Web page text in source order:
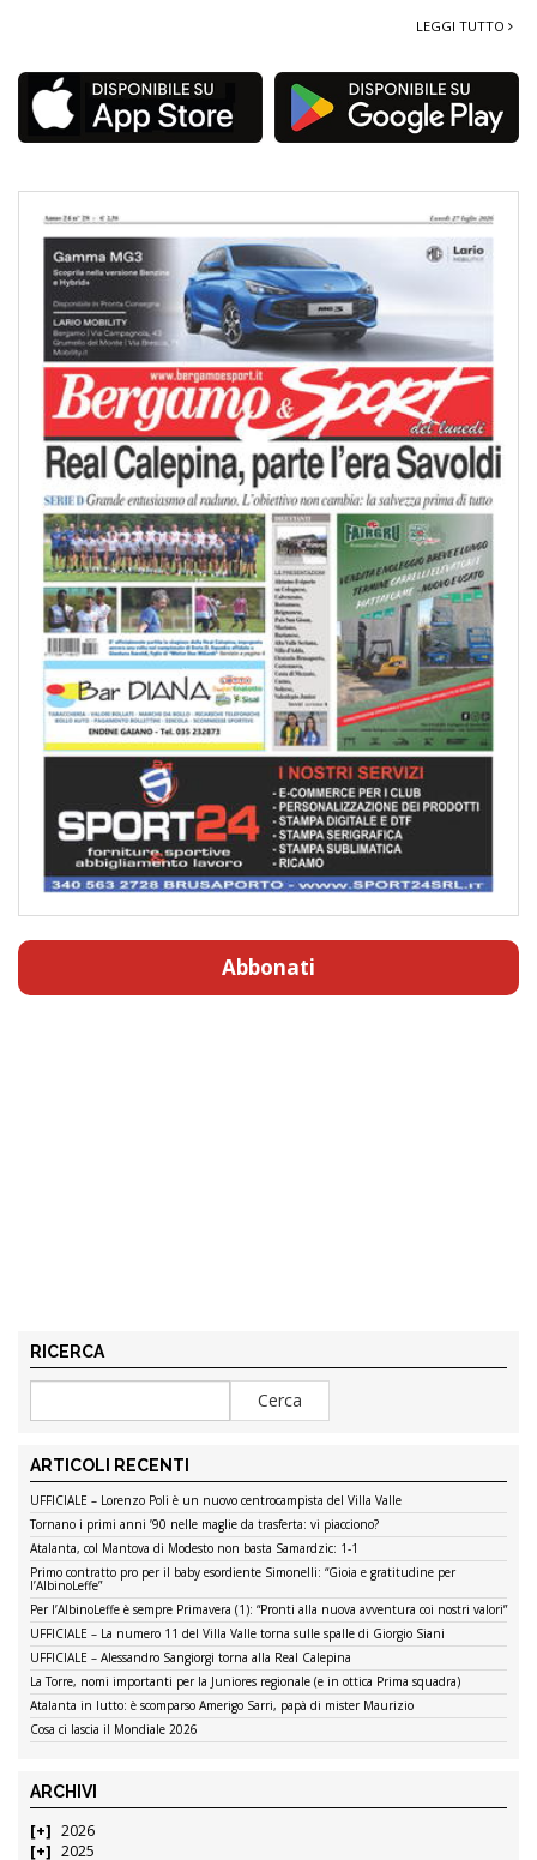
LEGGI TUTTO
Abbonati
RICERCA
ARTICOLI RECENTI
UFFICIALE – Lorenzo Poli è un nuovo centrocampista del Villa Valle
Tornano i primi anni ’90 nelle maglie da trasferta: vi piacciono?
Atalanta, col Mantova di Modesto non basta Samardzic: 1-1
Primo contratto pro per il baby esordiente Simonelli: “Gioia e gratitudine per
l’AlbinoLeffe”
Per l’AlbinoLeffe è sempre Primavera (1): “Pronti alla nuova avventura coi nostri valori”
UFFICIALE – La numero 11 del Villa Valle torna sulle spalle di Giorgio Siani
UFFICIALE – Alessandro Sangiorgi torna alla Real Calepina
La Torre, nomi importanti per la Juniores regionale (e in ottica Prima squadra)
Atalanta in lutto: è scomparso Amerigo Sarri, papà di mister Maurizio
Cosa ci lascia il Mondiale 2026
ARCHIVI
2026
2025